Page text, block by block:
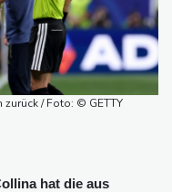
Kampagne hinter
/ Foto: © GETTY
hat die aus